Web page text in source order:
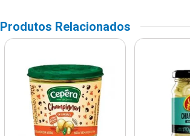
Produtos Relacionados